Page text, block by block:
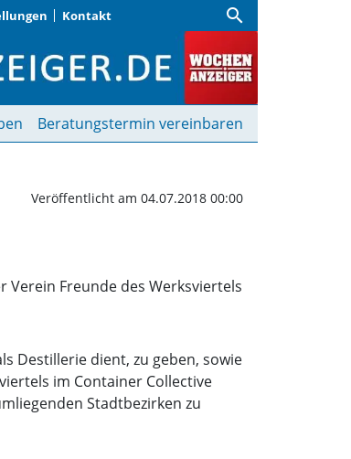
Kontakt search
des
Beratungstermin vereinbaren
Veröffentlicht am 04.07.2018 00:00
Verein Freunde des Werksviertels
Destillerie dient, zu geben, sowie
im Container Collective
Stadtbezirken zu